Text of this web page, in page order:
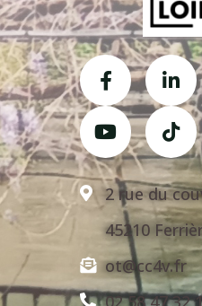
2 rue du
45210
ot@cc4v.fr
02 58 47 32